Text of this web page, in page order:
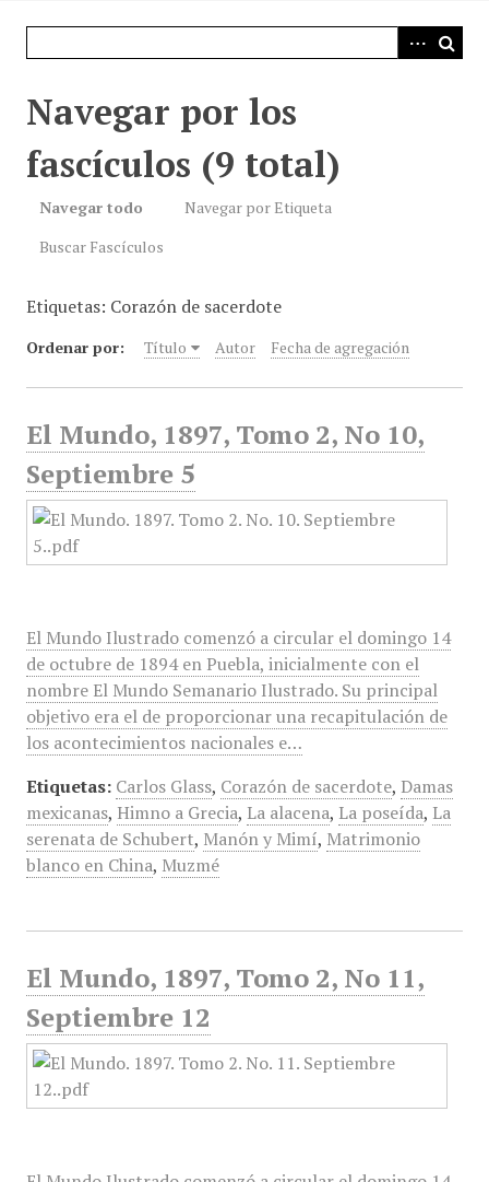
Navegar por los
fascículos (9 total)
Navegar todo
Navegar por Etiqueta
Buscar Fascículos
Etiquetas: Corazón de sacerdote
Ordenar por: Título Autor Fecha de agregación
El Mundo, 1897, Tomo 2, No 10,
Septiembre 5
El Mundo Ilustrado comenzó a circular el domingo 14
de octubre de 1894 en Puebla, inicialmente con el
nombre El Mundo Semanario Ilustrado. Su principal
objetivo era el de proporcionar una recapitulación de
los acontecimientos nacionales e…
Etiquetas: Carlos Glass, Corazón de sacerdote, Damas
mexicanas, Himno a Grecia, La alacena, La poseída, La
serenata de Schubert, Manón y Mimí, Matrimonio
blanco en China, Muzmé
El Mundo, 1897, Tomo 2, No 11,
Septiembre 12